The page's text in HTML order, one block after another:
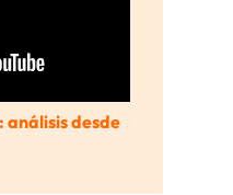
análisis desde